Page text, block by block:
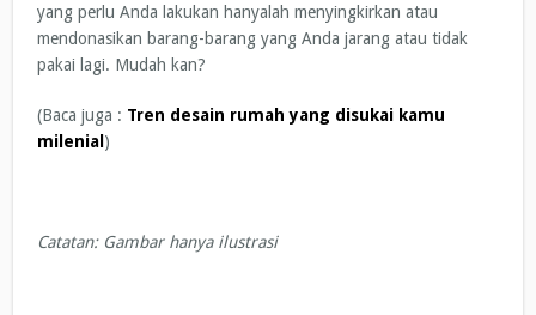
yang perlu Anda lakukan hanyalah menyingkirkan atau
mendonasikan barang-barang yang Anda jarang atau tidak
pakai lagi. Mudah kan?
(Baca juga : Tren desain rumah yang disukai kamu
milenial )
Catatan: Gambar hanya ilustrasi